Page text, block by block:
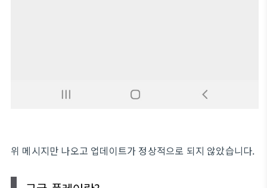
위 메시지만 나오고 업데이트가 정상적으로 되지 않았습니다.